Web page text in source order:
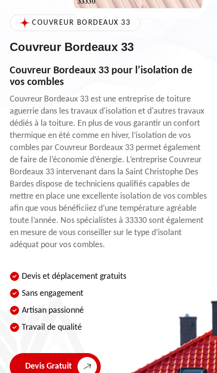
COUVREUR BORDEAUX 33
Couvreur Bordeaux 33
Couvreur Bordeaux 33 pour l’isolation de
vos combles
Couvreur Bordeaux 33 est une entreprise de toiture
aguerrie dans les travaux d'isolation et d'autres travaux
dédiés à la toiture. En plus de vous garantir un confort
thermique en été comme en hiver, l’isolation de vos
combles par Couvreur Bordeaux 33 permet également
de faire de l’économie d’énergie. L’entreprise Couvreur
Bordeaux 33 intervenant dans la Saint Christophe Des
Bardes dispose de techniciens qualifiés capables de
mettre en place une excellente isolation de vos combles
afin que vous bénéficiiez d’une température agréable
toute l’année. Nos spécialistes à 33330 sont également
en mesure de vous conseiller sur le type d’isolant
adéquat pour vos combles.
Devis et déplacement gratuits
Sans engagement
Artisan passionné
Travail de qualité
Devis Gratuit